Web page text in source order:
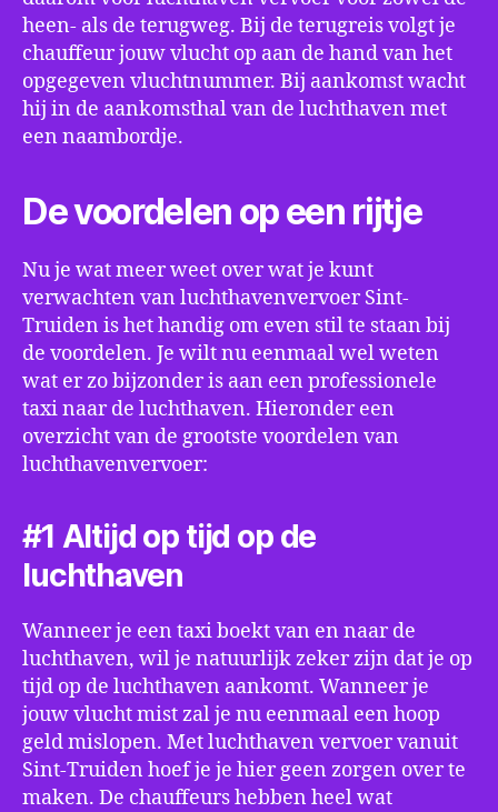
heen- als de terugweg. Bij de terugreis volgt je
chauffeur jouw vlucht op aan de hand van het
opgegeven vluchtnummer. Bij aankomst wacht
hij in de aankomsthal van de luchthaven met
een naambordje.
De voordelen op een rijtje
Nu je wat meer weet over wat je kunt
verwachten van luchthavenvervoer Sint-
Truiden is het handig om even stil te staan bij
de voordelen. Je wilt nu eenmaal wel weten
wat er zo bijzonder is aan een professionele
taxi naar de luchthaven. Hieronder een
overzicht van de grootste voordelen van
luchthavenvervoer:
#1 Altijd op tijd op de
luchthaven
Wanneer je een taxi boekt van en naar de
luchthaven, wil je natuurlijk zeker zijn dat je op
tijd op de luchthaven aankomt. Wanneer je
jouw vlucht mist zal je nu eenmaal een hoop
geld mislopen. Met luchthaven vervoer vanuit
Sint-Truiden hoef je je hier geen zorgen over te
maken. De chauffeurs hebben heel wat